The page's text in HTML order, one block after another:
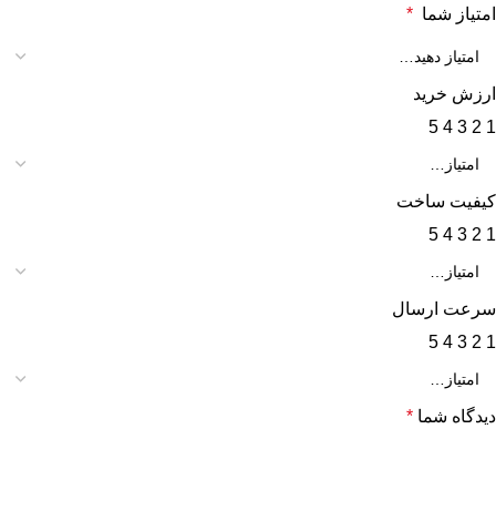
امتیاز شما *
ارزش خرید
1
2
3
4
5
کیفیت ساخت
1
2
3
4
5
سرعت ارسال
1
2
3
4
5
دیدگاه شما *